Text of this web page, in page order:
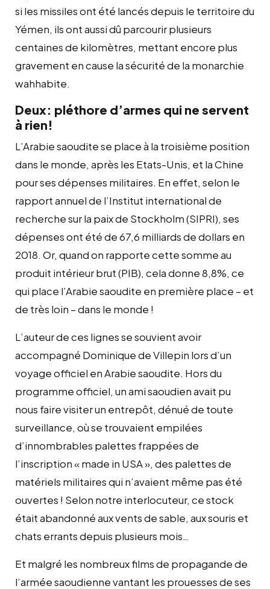
si les missiles ont été lancés depuis le territoire du
Yémen, ils ont aussi dû parcourir plusieurs
centaines de kilomètres, mettant encore plus
gravement en cause la sécurité de la monarchie
wahhabite.
Deux: pléthore d’armes qui ne servent
à rien!
L’Arabie saoudite se place à la troisième position
dans le monde, après les Etats-Unis, et la Chine
pour ses dépenses militaires. En effet, selon le
rapport annuel de l’Institut international de
recherche sur la paix de Stockholm (SIPRI), ses
dépenses ont été de 67,6 milliards de dollars en
2018. Or, quand on rapporte cette somme au
produit intérieur brut (PIB), cela donne 8,8%, ce
qui place l’Arabie saoudite en première place – et
de très loin – dans le monde !
L’auteur de ces lignes se souvient avoir
accompagné Dominique de Villepin lors d’un
voyage officiel en Arabie saoudite. Hors du
programme officiel, un ami saoudien avait pu
nous faire visiter un entrepôt, dénué de toute
surveillance, où se trouvaient empilées
d’innombrables palettes frappées de
l’inscription « made in USA », des palettes de
matériels militaires qui n’avaient même pas été
ouvertes ! Selon notre interlocuteur, ce stock
était abandonné aux vents de sable, aux souris et
chats errants depuis plusieurs mois…
Et malgré les nombreux films de propagande de
l’armée saoudienne vantant les prouesses de ses